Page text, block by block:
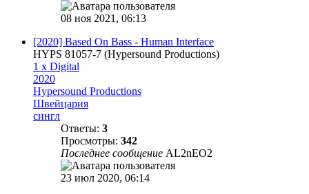
08 ноя 2021, 06:13
[2020] Based On Bass - Human Interface
HYPS 81057-7 (Hypersound Productions‎)
1 x Digital
2020
Hypersound Productions
Швейцария
сингл
Ответы: 3
Просмотры: 342
Последнее сообщение AL2nEO2
23 июл 2020, 06:14